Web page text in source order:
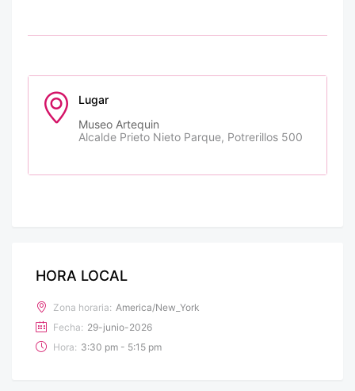
Lugar
Museo Artequin
Alcalde Prieto Nieto Parque, Potrerillos 500
HORA LOCAL
Zona horaria: America/New_York
Fecha: 29-junio-2026
Hora: 3:30 pm - 5:15 pm